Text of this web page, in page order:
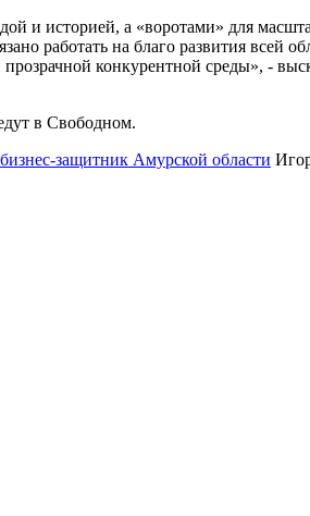
и историей, а «воротами» для
работать на благо развития всей
конкурентной среды», -
в Свободном.
бизнес-защитник Амурской области